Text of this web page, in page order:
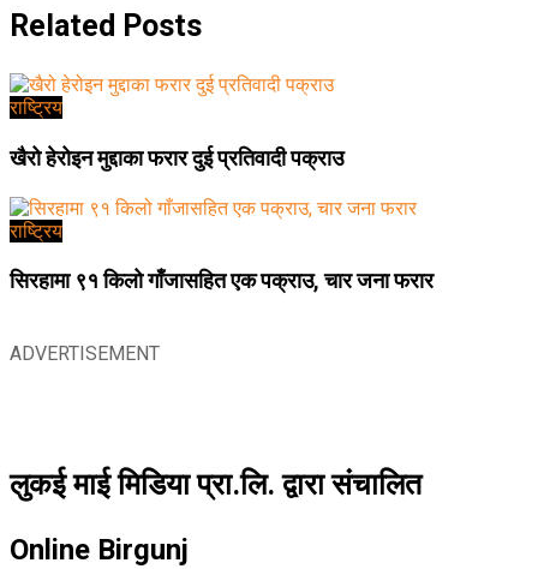
Related Posts
राष्ट्रिय
खैरो हेरोइन मुद्दाका फरार दुई प्रतिवादी पक्राउ
राष्ट्रिय
सिरहामा ९१ किलो गाँजासहित एक पक्राउ, चार जना फरार
ADVERTISEMENT
लुकई माई मिडिया प्रा.लि. द्वारा संचालित
Online Birgunj